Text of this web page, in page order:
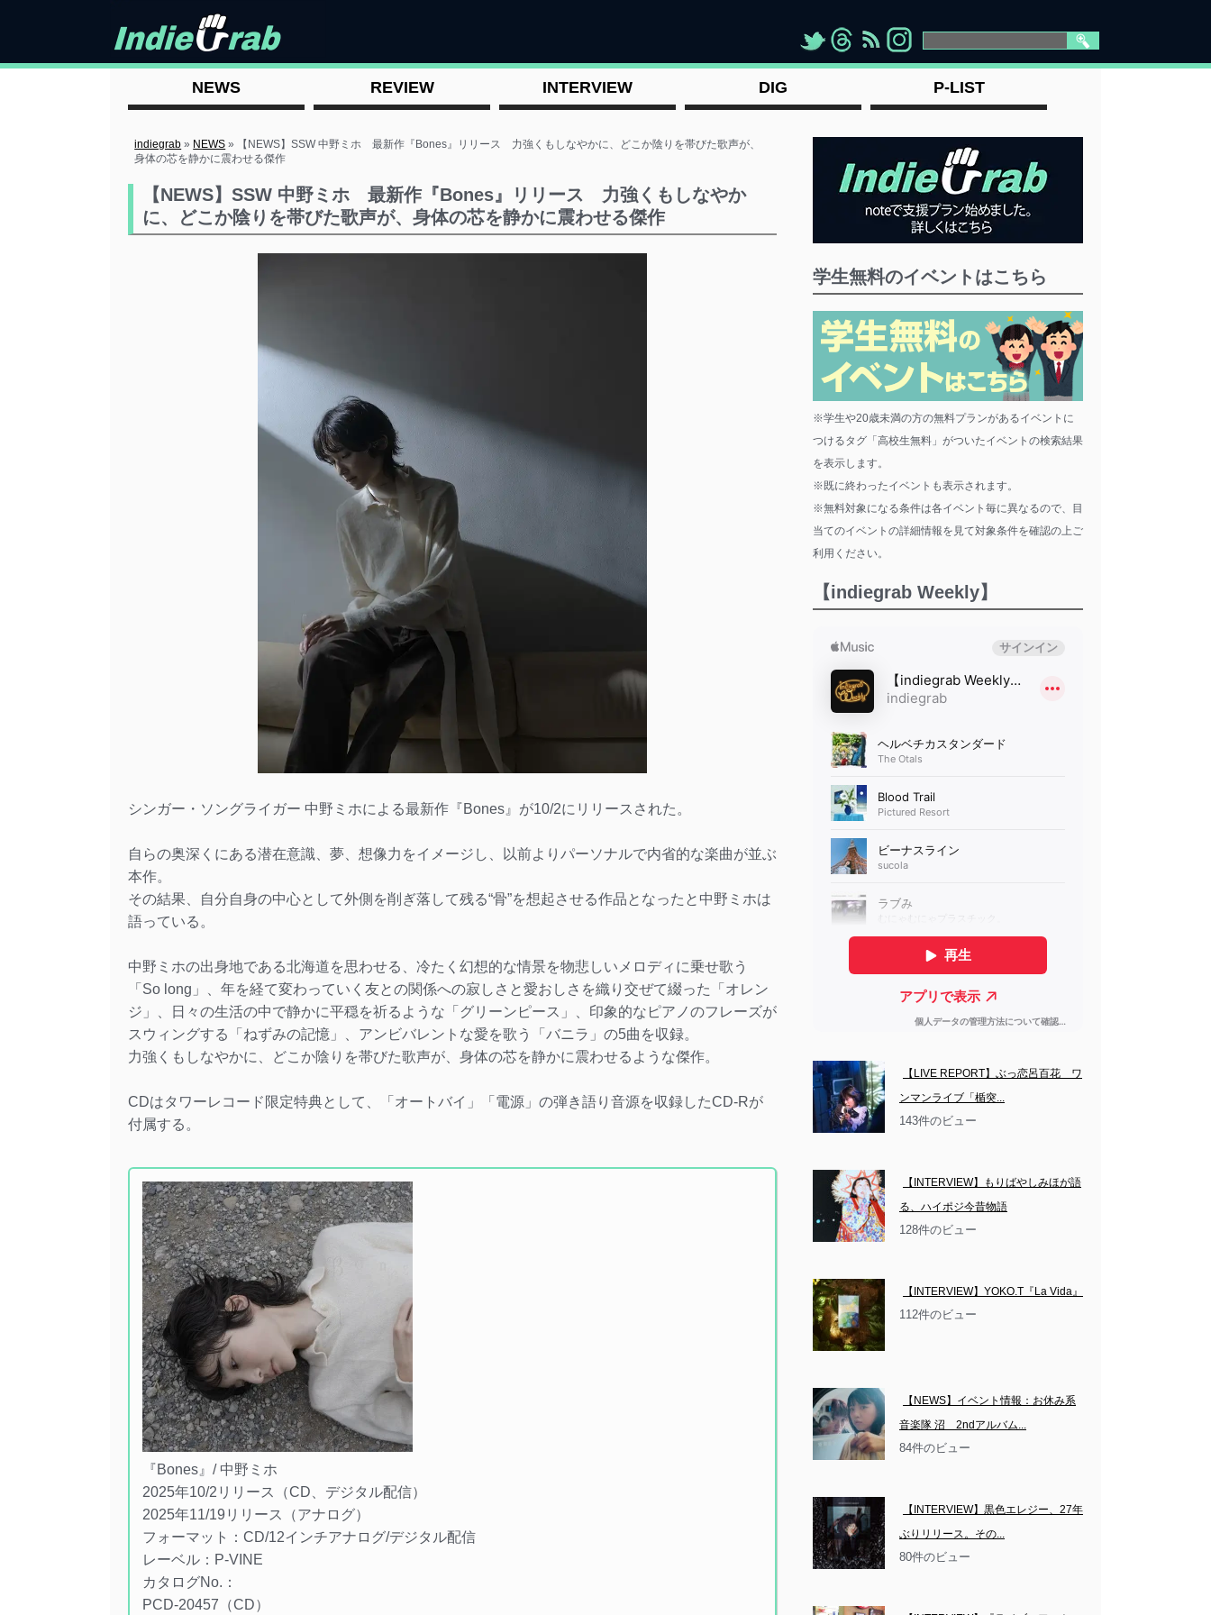
"> "> "> " >
NEWS REVIEW INTERVIEW DIG P-LIST
indiegrab » NEWS »
【NEWS】SSW 中野ミホ 最新作『Bones』リリース 力強くもしなやかに、どこか陰りを帯びた歌声が、
身体の芯を静かに震わせる傑作
【NEWS】SSW 中野ミホ 最新作『Bones』リリース 力強くもしなやか
に、どこか陰りを帯びた歌声が、身体の芯を静かに震わせる傑作
シンガー・ソングライガー 中野ミホによる最新作『Bones』が10/2にリリースされた。
自らの奥深くにある潜在意識、夢、想像力をイメージし、以前よりパーソナルで内省的な楽曲が並ぶ
本作。
その結果、自分自身の中心として外側を削ぎ落して残る“骨”を想起させる作品となったと中野ミホは
語っている。
中野ミホの出身地である北海道を思わせる、冷たく幻想的な情景を物悲しいメロディに乗せ歌う
「So long」、年を経て変わっていく友との関係への寂しさと愛おしさを織り交ぜて綴った「オレン
ジ」、日々の生活の中で静かに平穏を祈るような「グリーンピース」、印象的なピアノのフレーズが
スウィングする「ねずみの記憶」、アンビバレントな愛を歌う「バニラ」の5曲を収録。
力強くもしなやかに、どこか陰りを帯びた歌声が、身体の芯を静かに震わせるような傑作。
CDはタワーレコード限定特典として、「オートバイ」「電源」の弾き語り音源を収録したCD-Rが
付属する。
『Bones』/ 中野ミホ
2025年10/2リリース（CD、デジタル配信）
2025年11/19リリース（アナログ）
フォーマット：CD/12インチアナログ/デジタル配信
レーベル：P-VINE
カタログNo.：
PCD-20457（CD）
学生無料のイベントはこちら
※学生や20歳未満の方の無料プランがあるイベントに
つけるタグ「高校生無料」がついたイベントの検索結果
を表示します。
※既に終わったイベントも表示されます。
※無料対象になる条件は各イベント毎に異なるので、目
当てのイベントの詳細情報を見て対象条件を確認の上ご
利用ください。
【indiegrab Weekly】
【LIVE REPORT】ぶっ恋呂百花　ワ
ンマンライブ「楯突...
143件のビュー
【INTERVIEW】もりばやしみほが語
る、ハイポジ今昔物語
128件のビュー
【INTERVIEW】YOKO.T『La Vida』
112件のビュー
【NEWS】イベント情報：お休み系
音楽隊 沼　2ndアルバム...
84件のビュー
【INTERVIEW】黒色エレジー、27年
ぶりリリース。その...
80件のビュー